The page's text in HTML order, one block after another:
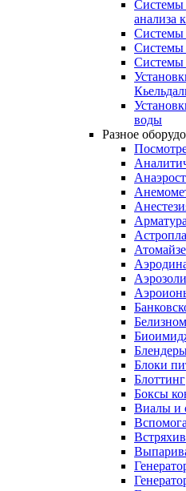
Системы
анализа
Системы
Системы
Системы
воды
Разное
Арматура
Блоки
Блоттинг
Боксы
Виалы и